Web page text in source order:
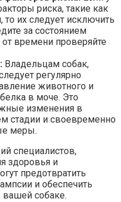
риска, такие как
то их следует исключить
за состоянием
времени проверяйте
Владельцам собак,
регулярно
животного и
в моче. Это
изменения в
стадии и своевременно
меры.
специалистов,
здоровья и
предотвратить
и обеспечить
собаке.